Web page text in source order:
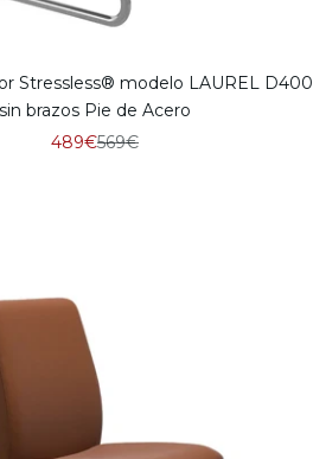
Stressless® modelo LAUREL D400
sin brazos Pie de Acero
Precio de oferta
489€Precio normal
569€